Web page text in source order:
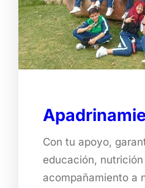
Con tu apoyo,
educación,
acompañamiento a